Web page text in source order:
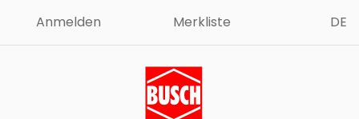
Anmelden Merkliste DE